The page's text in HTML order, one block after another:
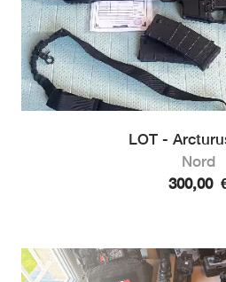
LOT -
Nord
300,00